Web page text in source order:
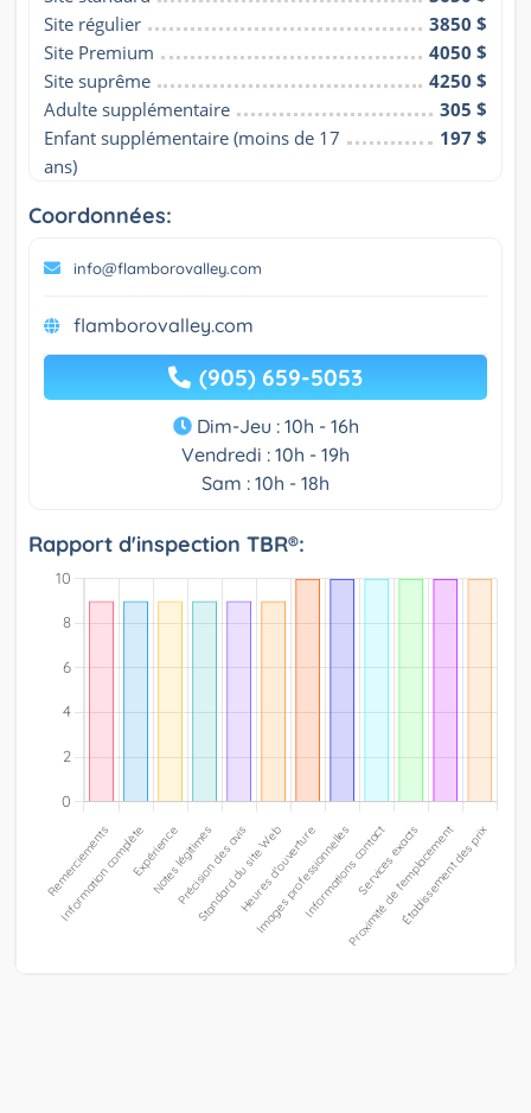
Site régulier
3850 $
Site Premium
4050 $
Site suprême
4250 $
Adulte supplémentaire
305 $
Enfant supplémentaire (moins de 17
ans)
197 $
Coordonnées:
info@flamborovalley.com
flamborovalley.com
(905) 659-5053
Dim-Jeu : 10h - 16h
Vendredi : 10h - 19h
Sam : 10h - 18h
Rapport d'inspection TBR®: